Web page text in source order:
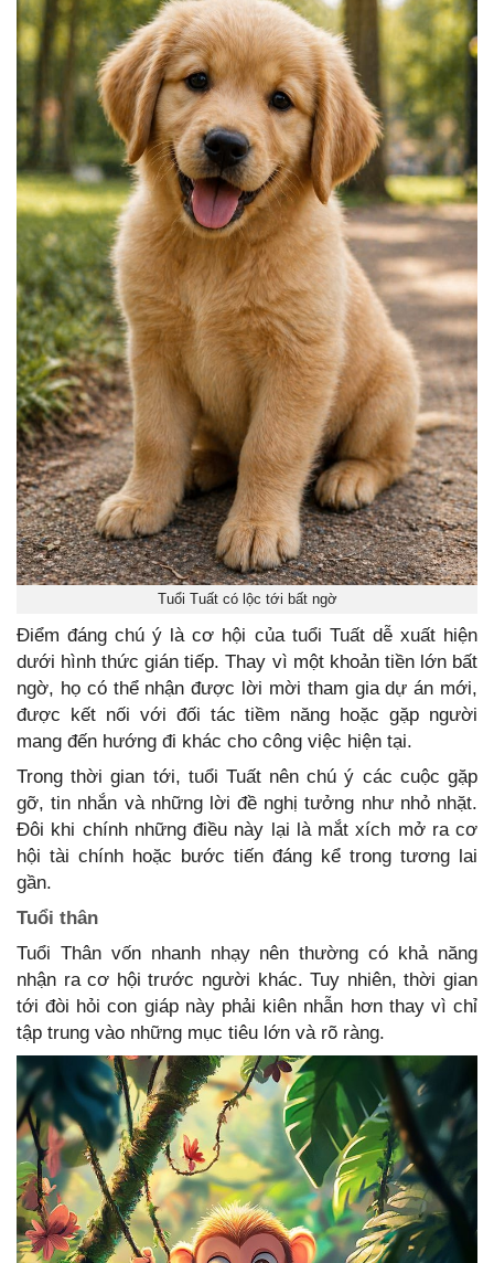
Tuổi Tuất có lộc tới bất ngờ
Điểm đáng chú ý là cơ hội của tuổi Tuất dễ xuất hiện
dưới hình thức gián tiếp. Thay vì một khoản tiền lớn bất
ngờ, họ có thể nhận được lời mời tham gia dự án mới,
được kết nối với đối tác tiềm năng hoặc gặp người
mang đến hướng đi khác cho công việc hiện tại.
Trong thời gian tới, tuổi Tuất nên chú ý các cuộc gặp
gỡ, tin nhắn và những lời đề nghị tưởng như nhỏ nhặt.
Đôi khi chính những điều này lại là mắt xích mở ra cơ
hội tài chính hoặc bước tiến đáng kể trong tương lai
gần.
Tuổi thân
Tuổi Thân vốn nhanh nhạy nên thường có khả năng
nhận ra cơ hội trước người khác. Tuy nhiên, thời gian
tới đòi hỏi con giáp này phải kiên nhẫn hơn thay vì chỉ
tập trung vào những mục tiêu lớn và rõ ràng.